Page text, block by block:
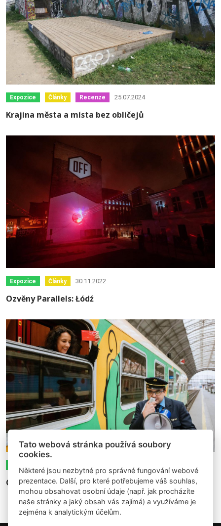
Expozice Články Recenze 25.07.2024
Krajina města a místa bez obličejů
Expozice Články 30.11.2022
Ozvěny Parallels: Łódź
Ozvěny Parallels: Bratislava - Vídeň
Tato webová stránka používá soubory
cookies.
Některé jsou nezbytné pro správné fungování webové
prezentace. Další, pro které potřebujeme váš souhlas,
mohou obsahovat osobní údaje (např. jak procházíte
naše stránky a jaký obsah vás zajímá) a využíváme je
zejména k analytickým účelům.